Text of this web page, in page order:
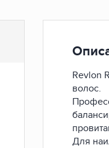
Revlon
волос.
Для